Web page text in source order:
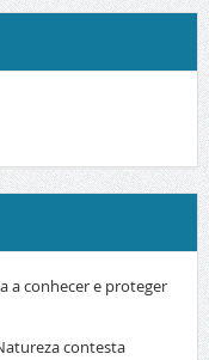
a conhecer e proteger
contesta